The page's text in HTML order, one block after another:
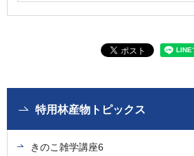
特用林産物トピックス
きのこ雑学講座6